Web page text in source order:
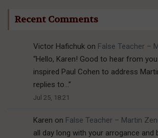
Recent Comments
Victor Hafichuk on False Teacher –
“Hello, Karen! Good to hear from
inspired Paul Cohen to address
replies to… ”
Jul 25, 18:21
Karen on False Teacher – Martin
all day long with your arrogance and